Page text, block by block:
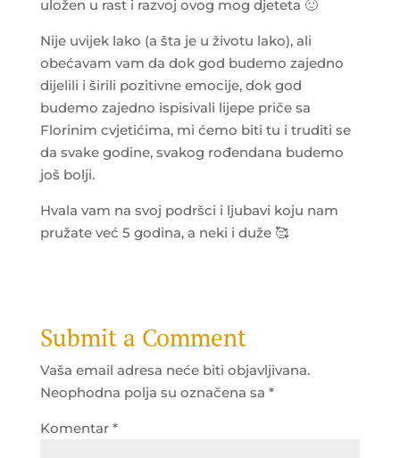
uložen u rast i razvoj ovog mog djeteta 🙂
Nije uvijek lako (a šta je u životu lako), ali
obećavam vam da dok god budemo zajedno
dijelili i širili pozitivne emocije, dok god
budemo zajedno ispisivali lijepe priče sa
Florinim cvjetićima, mi ćemo biti tu i truditi se
da svake godine, svakog rođendana budemo
još bolji.
Hvala vam na svoj podršci i ljubavi koju nam
pružate već 5 godina, a neki i duže 🥰
Submit a Comment
Vaša email adresa neće biti objavljivana.
Neophodna polja su označena sa *
Komentar *